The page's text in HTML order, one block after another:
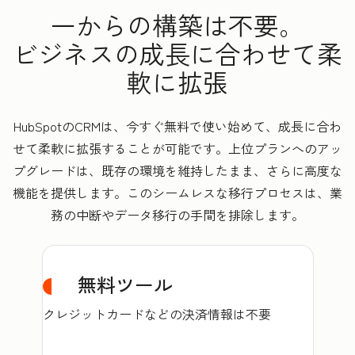
一からの構築は不要。
ビジネスの成長に合わせて柔
軟に拡張
HubSpotのCRMは、今すぐ無料で使い始めて、成長に合わ
せて柔軟に拡張することが可能です。上位プランへのアッ
プグレードは、既存の環境を維持したまま、さらに高度な
機能を提供します。このシームレスな移行プロセスは、業
務の中断やデータ移行の手間を排除します。
無料ツール
クレジットカードなどの決済情報は不要